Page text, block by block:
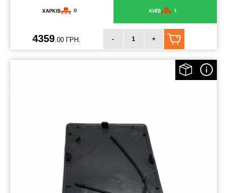
ХАРКІВ 0 КИЇВ 1
4359 .00 ГРН. - +